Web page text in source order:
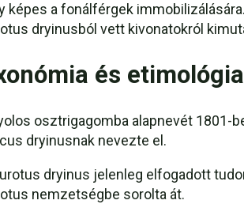
képes a fonálférgek
dryinusból vett kivonatokról
és etimológia
osztrigagomba alapnevét 1801-
dryinusnak nevezte el.
dryinus jelenleg elfogadott
nemzetségbe sorolta át.